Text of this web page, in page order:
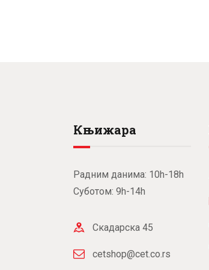
Књижара
Радним данима: 10h-18h
Суботом: 9h-14h
Скадарска 45
cetshop@cet.co.rs